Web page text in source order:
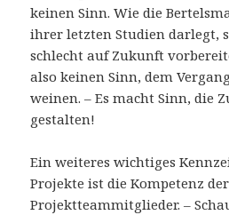
keinen Sinn. Wie die
ihrer letzten Studien darlegt,
schlecht auf Zukunft
also keinen Sinn, dem
weinen. – Es macht Sinn, die
gestalten!
Ein weiteres wichtiges
Projekte ist die Kompetenz der
Projektteammitglieder. –